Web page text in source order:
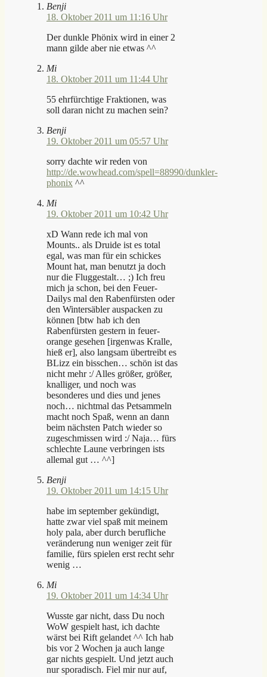
Benji
18. Oktober 2011 um 11:16 Uhr
Der dunkle Phönix wird in einer 2
mann gilde aber nie etwas ^^
Mi
18. Oktober 2011 um 11:44 Uhr
55 ehrfürchtige Fraktionen, was
soll daran nicht zu machen sein?
Benji
19. Oktober 2011 um 05:57 Uhr
sorry dachte wir reden von
http://de.wowhead.com/spell=88990/dunkler-
phonix ^^
Mi
19. Oktober 2011 um 10:42 Uhr
xD Wann rede ich mal von
Mounts.. als Druide ist es total
egal, was man für ein schickes
Mount hat, man benutzt ja doch
nur die Fluggestalt… ;) Ich freu
mich ja schon, bei den Feuer-
Dailys mal den Rabenfürsten oder
den Wintersäbler auspacken zu
können [btw hab ich den
Rabenfürsten gestern in feuer-
orange gesehen [irgenwas Kralle,
hieß er], also langsam übertreibt es
BLizz ein bisschen… schön ist das
nicht mehr :/ Alles größer, größer,
knalliger, und noch was
besonderes und dies und jenes
noch… nichtmal das Petsammeln
macht noch Spaß, wenn an dann
beim nächsten Patch wieder so
zugeschmissen wird :/ Naja… fürs
schlechte Laune verbringen ists
allemal gut … ^^]
Benji
19. Oktober 2011 um 14:15 Uhr
habe im september gekündigt,
hatte zwar viel spaß mit meinem
holy pala, aber durch berufliche
veränderung nun weniger zeit für
familie, fürs spielen erst recht sehr
wenig …
Mi
19. Oktober 2011 um 14:34 Uhr
Wusste gar nicht, dass Du noch
WoW gespielt hast, ich dachte
wärst bei Rift gelandet ^^ Ich hab
bis vor 2 Wochen ja auch lange
gar nichts gespielt. Und jetzt auch
nur sporadisch. Fiel mir nur auf,